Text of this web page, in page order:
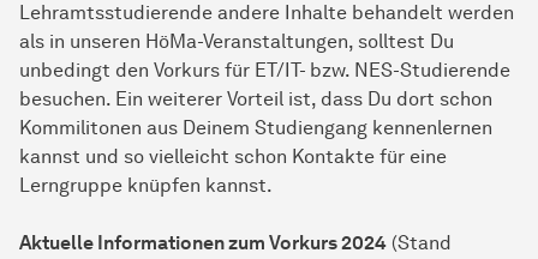
Lehramtsstudierende andere Inhalte behandelt werden
als in unseren HöMa-Veranstaltungen, solltest Du
unbedingt den Vorkurs für ET/IT- bzw. NES-Studierende
besuchen. Ein weiterer Vorteil ist, dass Du dort schon
Kommilitonen aus Deinem Studiengang kennenlernen
kannst und so vielleicht schon Kontakte für eine
Lerngruppe knüpfen kannst.
Aktuelle Informationen zum Vorkurs 2024 (Stand